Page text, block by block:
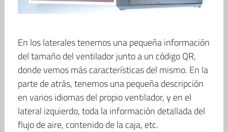
En los laterales tenemos una pequeña información
del tamaño del ventilador junto a un código QR,
donde vemos más características del mismo. En la
parte de atrás, tenemos una pequeña descripción
en varios idiomas del propio ventilador, y en el
lateral izquierdo, toda la información detallada del
flujo de aire, contenido de la caja, etc.